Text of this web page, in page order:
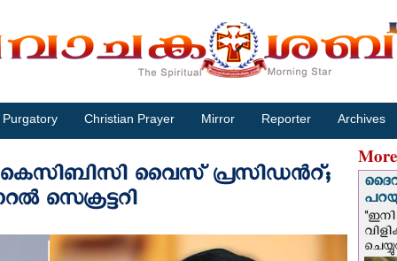
Purgatory Christian Prayer Mirror Reporter Archives
വൈസ് പ്രസിഡന്‍റ്;
സെക്രട്ടറി